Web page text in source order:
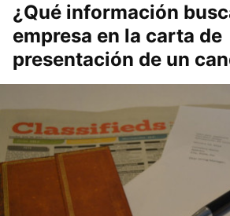
¿Qué información
empresa en la carta de
presentación de un